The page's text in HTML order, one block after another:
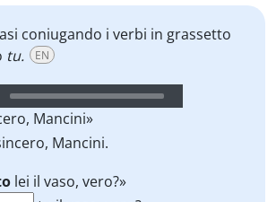
coniugando i verbi in grassetto
tu. EN
Mancini»
Mancini.
lei il vaso, vero?»